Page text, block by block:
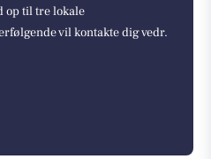
op til tre lokale
vil kontakte dig vedr.